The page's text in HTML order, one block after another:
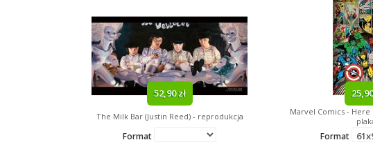
52,90 zł
The Milk Bar (Justin Reed) - reprodukcja
Format
Marvel Comics -
Format